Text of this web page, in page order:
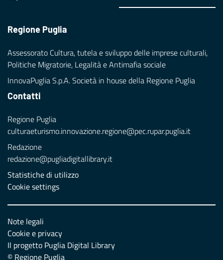
Regione Puglia
Assessorato Cultura, tutela e sviluppo delle imprese culturali,
Politiche Migratorie, Legalità e Antimafia sociale
InnovaPuglia S.p.A. Società in house della Regione Puglia
Contatti
Regione Puglia
culturaeturismo.innovazione.regione@pec.rupar.puglia.it
Redazione
redazione@pugliadigitallibrary.it
Statistiche di utilizzo
Cookie settings
Note legali
Cookie e privacy
Il progetto Puglia Digital Library
© Regione Puglia